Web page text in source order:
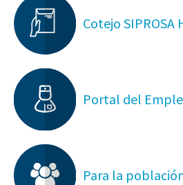
Cotejo SIPROSA
Portal del
Para la